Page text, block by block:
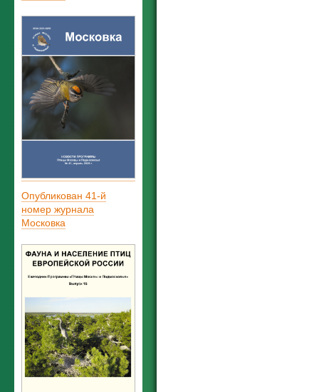
Опубликован 41-й
номер журнала
Московка